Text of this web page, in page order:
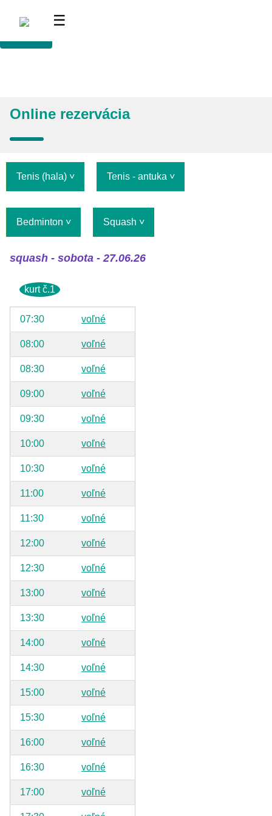
☰
Online rezervácia
Tenis (hala) Tenis - antuka
Bedminton Squash
squash - sobota - 27.06.26
kurt č.1
07:30 voľné
08:00 voľné
08:30 voľné
09:00 voľné
09:30 voľné
10:00 voľné
10:30 voľné
11:00 voľné
11:30 voľné
12:00 voľné
12:30 voľné
13:00 voľné
13:30 voľné
14:00 voľné
14:30 voľné
15:00 voľné
15:30 voľné
16:00 voľné
16:30 voľné
17:00 voľné